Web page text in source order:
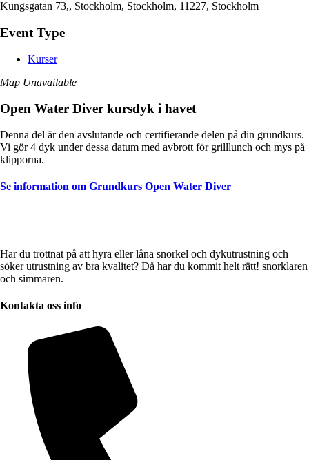
Kungsgatan 73,, Stockholm, Stockholm, 11227, Stockholm
Event Type
Kurser
Map Unavailable
Open Water Diver kursdyk i havet
Denna del är den avslutande och certifierande delen på din grundkurs.
Vi gör 4 dyk under dessa datum med avbrott för grilllunch och mys på
klipporna.
Se information om Grundkurs Open Water Diver
Har du tröttnat på att hyra eller låna snorkel och dykutrustning och
söker utrustning av bra kvalitet? Då har du kommit helt rätt! snorklaren
och simmaren.
Kontakta oss info